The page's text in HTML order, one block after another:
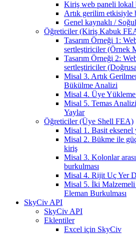
Kiriş web paneli lokal
Artık gerilim etkisiyle
Genel kaynaklı /
Öğreticiler (Kiriş Kabuk
Tasarım Örneği 1:
sertleştiriciler (Örnek
Tasarım Örneği 2:
sertleştiriciler
Misal 3. Artık
Bükülme Analizi
Misal 4. Üye
Misal 5. Temas Analizi
Yaylar
Öğreticiler (Üye Shell FEA)
Misal 1. Basit eksenel
Misal 2. Bükme ile
kiriş
Misal 3. Kolonlar
burkulması
Misal 4. Rijit Uç Yer
Misal 5. İki
Eleman Burkulması
SkyCiv API
SkyCiv API
Eklentiler
Excel için SkyCiv